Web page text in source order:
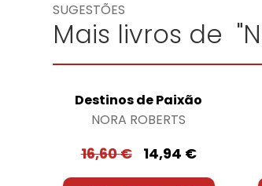
SUGESTÕES
Mais livros de
Destinos de Paixão
NORA ROBERTS
16,60€ 14,94 €